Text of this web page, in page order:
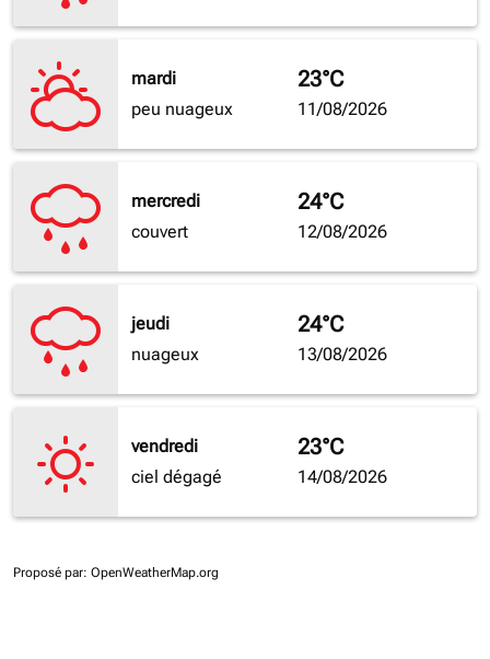
mardi
peu nuageux
23°C
11/08/2026
mercredi
couvert
24°C
12/08/2026
jeudi
nuageux
24°C
13/08/2026
vendredi
ciel dégagé
23°C
14/08/2026
Proposé par: OpenWeatherMap.org